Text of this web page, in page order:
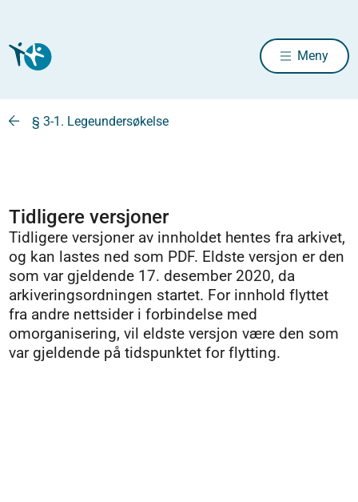
Meny
§ 3-1. Legeundersøkelse
Tidligere versjoner
Tidligere versjoner av innholdet hentes fra arkivet,
og kan lastes ned som PDF. Eldste versjon er den
som var gjeldende 17. desember 2020, da
arkiveringsordningen startet. For innhold flyttet
fra andre nettsider i forbindelse med
omorganisering, vil eldste versjon være den som
var gjeldende på tidspunktet for flytting.